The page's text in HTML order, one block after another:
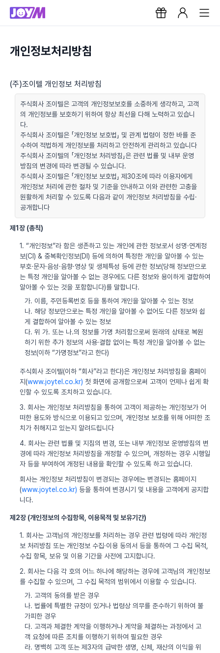
개인정보처리방침
(주)조이텔 개인정보 처리방침
주식회사 조이텔은 고객의 개인정보보호를 소중하게 생각하고, 고객
의 개인정보를 보호하기 위하여 항상 최선을 다해 노력하고 있습니
다.
주식회사 조이텔은 「개인정보 보호법」 및 관계 법령이 정한 바를 준
수하여 적법하게 개인정보를 처리하고 안전하게 관리하고 있습니다
주식회사 조이텔의 「개인정보 처리방침」은 관련 법률 및 내부 운영
방침의 변경에 따라 변경될 수 있습니다.
주식회사 조이텔은 「개인정보 보호법」 제30조에 따라 이용자에게
개인정보 처리에 관한 절차 및 기준을 안내하고 이와 관련한 고충을
원활하게 처리할 수 있도록 다음과 같이 개인정보 처리방침을 수립·
공개합니다
제1장 (총칙)
1. “개인정보”라 함은 생존하고 있는 개인에 관한 정보로서 성명·연계정
보(CI) & 중복확인정보(DI) 등에 의하여 특정한 개인을 알아볼 수 있는
부호·문자·음성·음향·영상 및 생체특성 등에 관한 정보(당해 정보만으로
는 특정 개인을 알아볼 수 없는 경우에도 다른 정보와 용이하게 결합하여
알아볼 수 있는 것을 포함합니다)를 말합니다.
가. 이름, 주민등록번호 등을 통하여 개인을 알아볼 수 있는 정보
나. 해당 정보만으로는 특정 개인을 알아볼 수 없어도 다른 정보와 쉽
게 결합하여 알아볼 수 있는 정보
다. 위 가. 또는 나.의 정보를 가명 처리함으로써 원래의 상태로 복원
하기 위한 추가 정보의 사용·결합 없이는 특정 개인을 알아볼 수 없는
정보(이하 “가명정보”라고 한다)
주식회사 조이텔(이하 “회사”라고 한다)은 개인정보 처리방침을 홈페이
지(www.joytel.co.kr) 첫 화면에 공개함으로써 고객이 언제나 쉽게 확
인할 수 있도록 조치하고 있습니다.
3. 회사는 개인정보 처리방침을 통하여 고객이 제공하는 개인정보가 어
떠한 용도와 방식으로 이용되고 있으며, 개인정보 보호를 위해 어떠한 조
치가 취해지고 있는지 알려드립니다
4. 회사는 관련 법률 및 지침의 변경, 또는 내부 개인정보 운영방침의 변
경에 따라 개인정보 처리방침을 개정할 수 있으며, 개정하는 경우 시행일
자 등을 부여하여 개정된 내용을 확인할 수 있도록 하고 있습니다.
회사는 개인정보 처리방침이 변경되는 경우에는 변경되는 홈페이지
(www.joytel.co.kr) 등을 통하여 변경시기 및 내용을 고객에게 공지합
니다.
제2장 (개인정보의 수집항목, 이용목적 및 보유기간)
1. 회사는 고객님의 개인정보를 처리하는 경우 관련 법령에 따라 개인정
보 처리방침 또는 개인정보 수집·이용 동의서 등을 통하여 그 수집 목적,
수집 항목, 보유 및 이용 기간을 사전에 고지합니다.
2. 회사는 다음 각 호의 어느 하나에 해당하는 경우에 고객님의 개인정보
를 수집할 수 있으며, 그 수집 목적의 범위에서 이용할 수 있습니다.
가. 고객의 동의를 받은 경우
나. 법률에 특별한 규정이 있거나 법령상 의무를 준수하기 위하여 불
가피한 경우
다. 고객과 체결한 계약을 이행하거나 계약을 체결하는 과정에서 고
객 요청에 따른 조치를 이행하기 위하여 필요한 경우
라. 명백히 고객 또는 제3자의 급박한 생명, 신체, 재산의 이익을 위